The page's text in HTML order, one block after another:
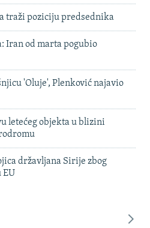
traži poziciju predsednika
Iran od marta pogubio
'Oluje', Plenković najavio
letećeg objekta u blizini
državljana Sirije zbog